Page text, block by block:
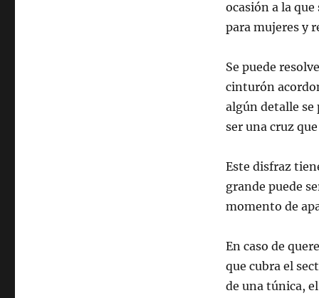
ocasión a la
para mujeres y
Se puede
cinturón
algún detalle se
ser una cruz
Este disfraz
grande puede
momento de
En caso de
que cubra el
de una túnica,